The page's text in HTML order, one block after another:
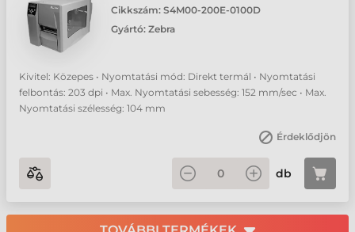
Cikkszám: S4M00-200E-0100D
Gyártó: Zebra
Kivitel: Közepes • Nyomtatási mód: Direkt termál • Nyomtatási
felbontás: 203 dpi • Max. Nyomtatási sebesség: 152 mm/sec • Max.
Nyomtatási szélesség: 104 mm
Érdeklődjön
db